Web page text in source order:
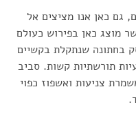
גם כאן אנו מציצים אל
מוצג כאן בפירוש כעולם
בחתונה שנתקלת בקשיים
תורשתיות קשות. סביב
צניעות ואשפוז כפוי